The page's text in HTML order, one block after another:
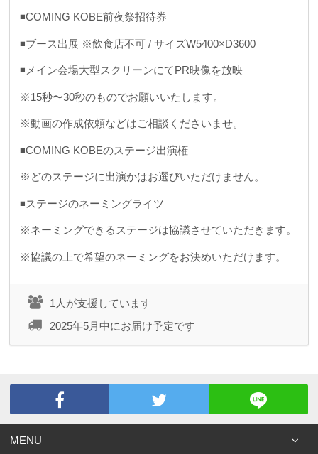
◾️COMING KOBE前夜祭招待券
◾️ブース出展 ※飲食店不可 / サイズW5400×D3600
◾️メイン会場大型スクリーンにてPR映像を放映
※15秒〜30秒のものでお願いいたします。
※動画の作成依頼などはご相談くださいませ。
◾️COMING KOBEのステージ出演権
※どのステージに出演かはお選びいただけません。
◾️ステージのネーミングライツ
※ネーミングできるステージは協議させていただきます。
※協議の上で希望のネーミングをお決めいただけます。
1人が支援しています
2025年5月中にお届け予定です
MENU